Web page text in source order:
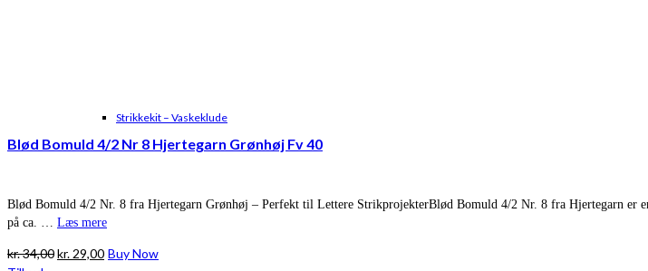
Strikkekit – Vaskeklude
Blød Bomuld 4/2 Nr 8 Hjertegarn Grønhøj Fv 40
Blød Bomuld 4/2 Nr. 8 fra Hjertegarn Grønhøj – Perfekt til Lettere StrikprojekterBlød Bomuld 4/2 Nr. 8 fra Hjertegarn
på ca. … Læs mere
kr.34,00Den
kr. 29,00Den
Buy Now